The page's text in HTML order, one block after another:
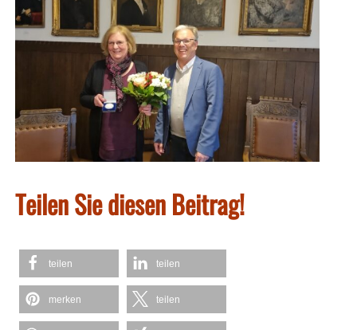
Teilen Sie diesen Beitrag!
teilen teilen
merken teilen